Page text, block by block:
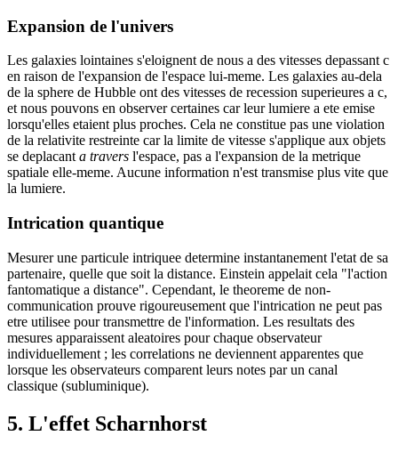
Expansion de l'univers
Les galaxies lointaines s'eloignent de nous a des vitesses depassant c
en raison de l'expansion de l'espace lui-meme. Les galaxies au-dela
de la sphere de Hubble ont des vitesses de recession superieures a c,
et nous pouvons en observer certaines car leur lumiere a ete emise
lorsqu'elles etaient plus proches. Cela ne constitue pas une violation
de la relativite restreinte car la limite de vitesse s'applique aux objets
se deplacanta travers l'espace, pas a l'expansion de la metrique
spatiale elle-meme. Aucune information n'est transmise plus vite que
la lumiere.
Intrication quantique
Mesurer une particule intriquee determine instantanement l'etat de sa
partenaire, quelle que soit la distance. Einstein appelait cela "l'action
fantomatique a distance". Cependant, le theoreme de non-
communication prouve rigoureusement que l'intrication ne peut pas
etre utilisee pour transmettre de l'information. Les resultats des
mesures apparaissent aleatoires pour chaque observateur
individuellement ; les correlations ne deviennent apparentes que
lorsque les observateurs comparent leurs notes par un canal
classique (subluminique).
5. L'effet Scharnhorst